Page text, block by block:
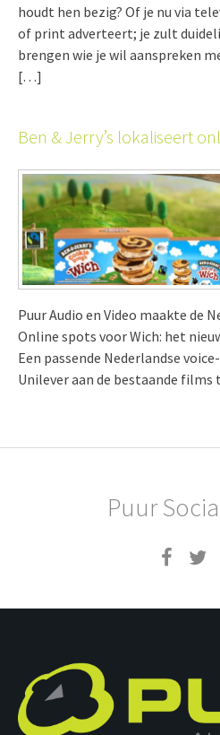
houdt hen bezig? Of je nu via
of print adverteert; je zult
brengen wie je wil aanspreken
[…]
Ben & Jerry’s lokaliseert
Puur Audio en Video maakte de
Online spots voor Wich: het
Een passende Nederlandse
Unilever aan de bestaande films
Puur